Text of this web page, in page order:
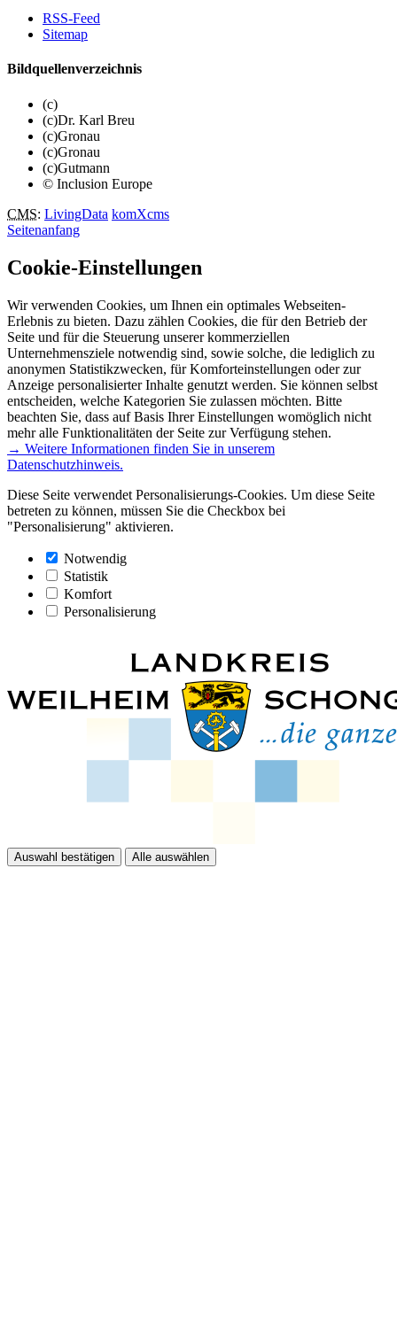
RSS-Feed
Sitemap
Bildquellenverzeichnis
(c)
(c)Dr. Karl Breu
(c)Gronau
(c)Gronau
(c)Gutmann
© Inclusion Europe
CMS: LivingData komXcms
Seitenanfang
Cookie-Einstellungen
Wir verwenden Cookies, um Ihnen ein optimales Webseiten-
Erlebnis zu bieten. Dazu zählen Cookies, die für den Betrieb der
Seite und für die Steuerung unserer kommerziellen
Unternehmensziele notwendig sind, sowie solche, die lediglich zu
anonymen Statistikzwecken, für Komforteinstellungen oder zur
Anzeige personalisierter Inhalte genutzt werden. Sie können selbst
entscheiden, welche Kategorien Sie zulassen möchten. Bitte
beachten Sie, dass auf Basis Ihrer Einstellungen womöglich nicht
mehr alle Funktionalitäten der Seite zur Verfügung stehen.
→ Weitere Informationen finden Sie in unserem
Datenschutzhinweis.
Diese Seite verwendet Personalisierungs-Cookies. Um diese Seite
betreten zu können, müssen Sie die Checkbox bei
"Personalisierung" aktivieren.
Notwendig
Statistik
Komfort
Personalisierung
Auswahl bestätigen Alle auswählen